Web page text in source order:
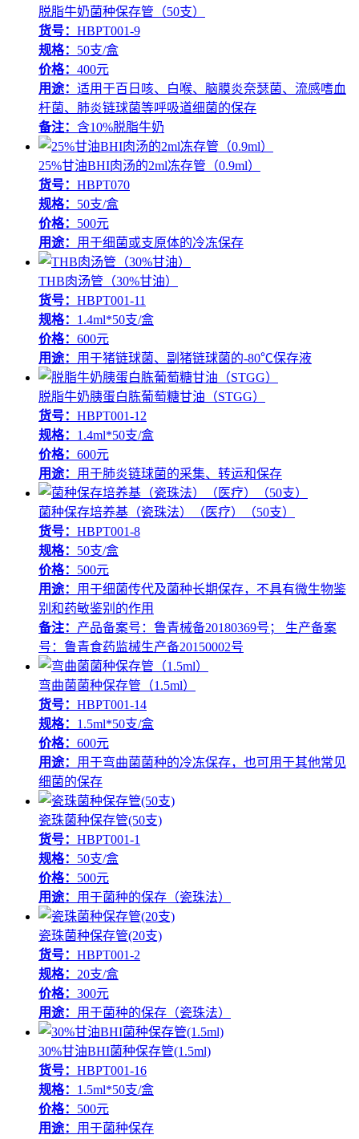
脱脂牛奶菌种保存管（50支）
货号： HBPT001-9
规格： 50支/盒
价格： 400元
用途： 适用于百日咳、白喉、脑膜炎奈瑟菌、流感嗜血
杆菌、肺炎链球菌等呼吸道细菌的保存
备注： 含10%脱脂牛奶
25%甘油BHI肉汤的2ml冻存管（0.9ml）
货号： HBPT070
规格： 50支/盒
价格： 500元
用途： 用于细菌或支原体的冷冻保存
THB肉汤管（30%甘油）
货号： HBPT001-11
规格： 1.4ml*50支/盒
价格： 600元
用途： 用于猪链球菌、副猪链球菌的-80℃保存液
脱脂牛奶胰蛋白胨葡萄糖甘油（STGG）
货号： HBPT001-12
规格： 1.4ml*50支/盒
价格： 600元
用途： 用于肺炎链球菌的采集、转运和保存
菌种保存培养基（瓷珠法）（医疗）（50支）
货号： HBPT001-8
规格： 50支/盒
价格： 500元
用途： 用于细菌传代及菌种长期保存，不具有微生物鉴
别和药敏鉴别的作用
备注： 产品备案号：鲁青械备20180369号； 生产备案
号：鲁青食药监械生产备20150002号
弯曲菌菌种保存管（1.5ml）
货号： HBPT001-14
规格： 1.5ml*50支/盒
价格： 600元
用途： 用于弯曲菌菌种的冷冻保存，也可用于其他常见
细菌的保存
瓷珠菌种保存管(50支)
货号： HBPT001-1
规格： 50支/盒
价格： 500元
用途： 用于菌种的保存（瓷珠法）
瓷珠菌种保存管(20支)
货号： HBPT001-2
规格： 20支/盒
价格： 300元
用途： 用于菌种的保存（瓷珠法）
30%甘油BHI菌种保存管(1.5ml)
货号： HBPT001-16
规格： 1.5ml*50支/盒
价格： 500元
用途： 用于菌种保存